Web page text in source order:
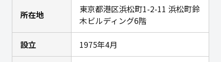
所在地
東京都港区浜松町1-2-11 浜松町鈴
木ビルディング6階
設立 1975年4月